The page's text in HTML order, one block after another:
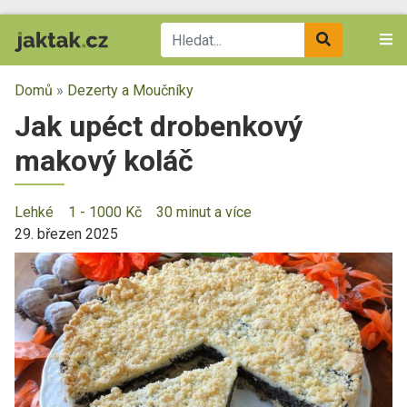
Domů » Dezerty a Moučníky
Jak upéct drobenkový
makový koláč
Lehké 1 - 1000 Kč
30 minut a více
29. březen 2025